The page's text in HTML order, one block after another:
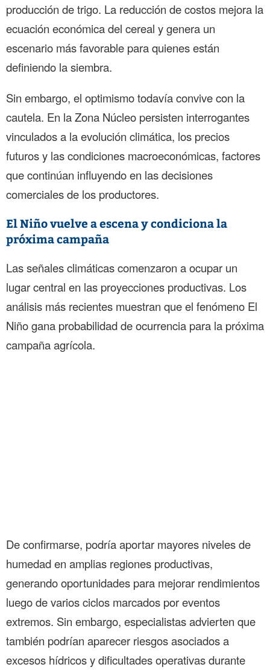
producción de trigo. La reducción de costos mejora la
ecuación económica del cereal y genera un
escenario más favorable para quienes están
definiendo la siembra.
Sin embargo, el optimismo todavía convive con la
cautela. En la Zona Núcleo persisten interrogantes
vinculados a la evolución climática, los precios
futuros y las condiciones macroeconómicas, factores
que continúan influyendo en las decisiones
comerciales de los productores.
El Niño vuelve a escena y condiciona la
próxima campaña
Las señales climáticas comenzaron a ocupar un
lugar central en las proyecciones productivas. Los
análisis más recientes muestran que el fenómeno El
Niño gana probabilidad de ocurrencia para la próxima
campaña agrícola.
De confirmarse, podría aportar mayores niveles de
humedad en amplias regiones productivas,
generando oportunidades para mejorar rendimientos
luego de varios ciclos marcados por eventos
extremos. Sin embargo, especialistas advierten que
también podrían aparecer riesgos asociados a
excesos hídricos y dificultades operativas durante